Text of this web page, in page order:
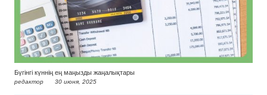
Бүгінгі күннің ең маңызды жаңалықтары
редактор 30 июня, 2025